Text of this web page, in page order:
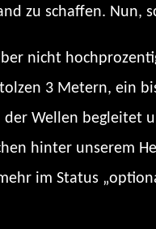
zu schaffen. Nun,
nicht
3 Metern, ein
der Wellen begleitet
hinter unserem
im Status